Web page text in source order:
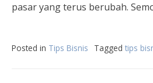
pasar yang terus berubah.
Posted in Tips Bisnis Tagged tips